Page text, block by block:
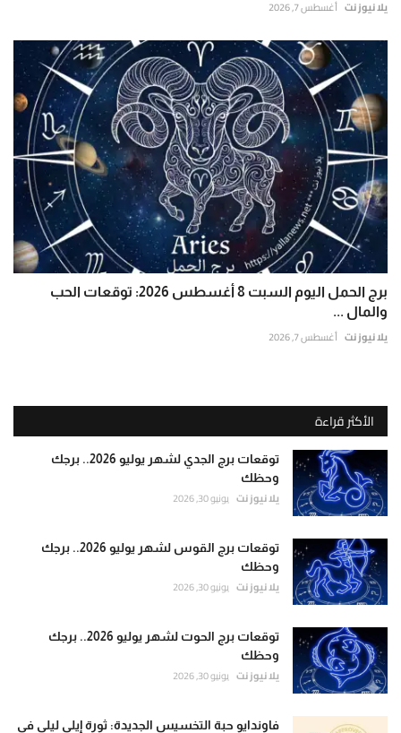
يلا نيوز نت أغسطس 7, 2026
برج الحمل اليوم السبت 8 أغسطس 2026: توقعات الحب
والمال ...
يلا نيوز نت أغسطس 7, 2026
الأكثر قراءة
توقعات برج الجدي لشهر يوليو 2026.. برجك
وحظك
يلا نيوز نت يونيو 30, 2026
توقعات برج القوس لشهر يوليو 2026.. برجك
وحظك
يلا نيوز نت يونيو 30, 2026
توقعات برج الحوت لشهر يوليو 2026.. برجك
وحظك
يلا نيوز نت يونيو 30, 2026
فاوندايو حبة التخسيس الجديدة: ثورة إيلي ليلي في